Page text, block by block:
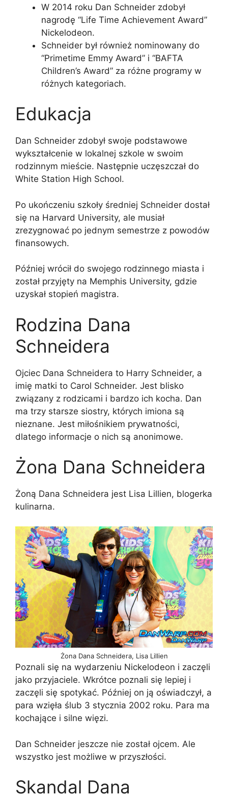
W 2014 roku Dan Schneider zdobył
nagrodę “Life Time Achievement Award”
Nickelodeon.
Schneider był również nominowany do
“Primetime Emmy Award” i “BAFTA
Children’s Award” za różne programy w
różnych kategoriach.
Edukacja
Dan Schneider zdobył swoje podstawowe
wykształcenie w lokalnej szkole w swoim
rodzinnym mieście. Następnie uczęszczał do
White Station High School.
Po ukończeniu szkoły średniej Schneider dostał
się na Harvard University, ale musiał
zrezygnować po jednym semestrze z powodów
finansowych.
Później wrócił do swojego rodzinnego miasta i
został przyjęty na Memphis University, gdzie
uzyskał stopień magistra.
Rodzina Dana
Schneidera
Ojciec Dana Schneidera to Harry Schneider, a
imię matki to Carol Schneider. Jest blisko
związany z rodzicami i bardzo ich kocha. Dan
ma trzy starsze siostry, których imiona są
nieznane. Jest miłośnikiem prywatności,
dlatego informacje o nich są anonimowe.
Żona Dana Schneidera
Żoną Dana Schneidera jest Lisa Lillien, blogerka
kulinarna.
Żona Dana Schneidera, Lisa Lillien
Poznali się na wydarzeniu Nickelodeon i zaczęli
jako przyjaciele. Wkrótce poznali się lepiej i
zaczęli się spotykać. Później on ją oświadczył, a
para wzięła ślub 3 stycznia 2002 roku. Para ma
kochające i silne więzi.
Dan Schneider jeszcze nie został ojcem. Ale
wszystko jest możliwe w przyszłości.
Skandal Dana